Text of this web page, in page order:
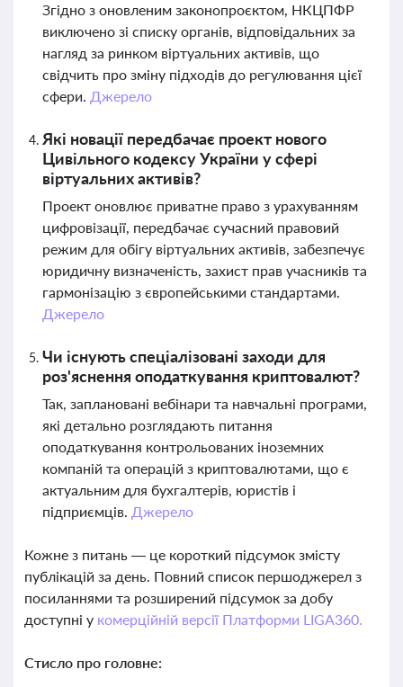
Згідно з оновленим законопроєктом, НКЦПФР
виключено зі списку органів, відповідальних за
нагляд за ринком віртуальних активів, що
свідчить про зміну підходів до регулювання цієї
сфери. Джерело
Які новації передбачає проект нового
Цивільного кодексу України у сфері
віртуальних активів?
Проект оновлює приватне право з урахуванням
цифровізації, передбачає сучасний правовий
режим для обігу віртуальних активів, забезпечує
юридичну визначеність, захист прав учасників та
гармонізацію з європейськими стандартами.
Джерело
Чи існують спеціалізовані заходи для
роз'яснення оподаткування криптовалют?
Так, заплановані вебінари та навчальні програми,
які детально розглядають питання
оподаткування контрольованих іноземних
компаній та операцій з криптовалютами, що є
актуальним для бухгалтерів, юристів і
підприємців. Джерело
Кожне з питань — це короткий підсумок змісту
публікацій за день. Повний список першоджерел з
посиланнями та розширений підсумок за добу
доступні у комерційній версії Платформи LIGA360.
Стисло про головне: